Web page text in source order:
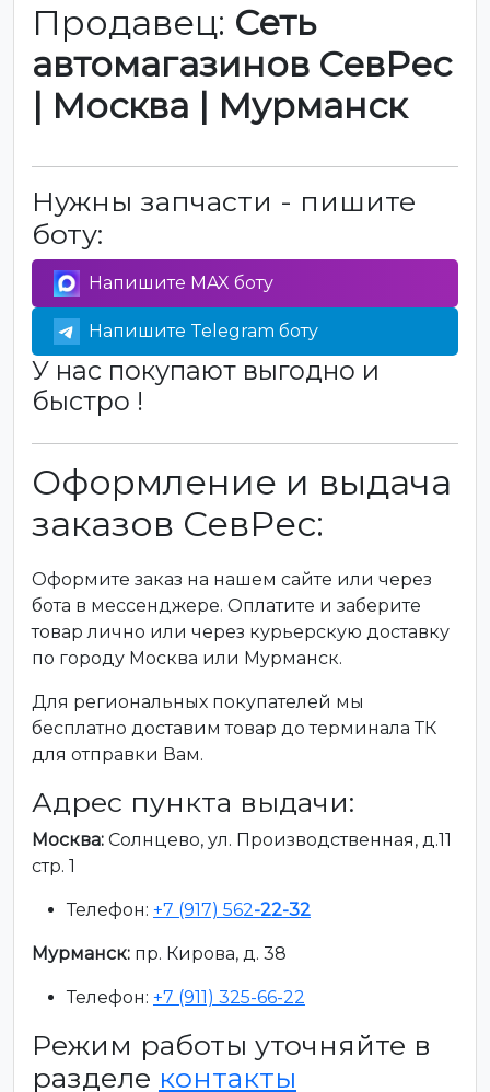
Продавец: Сеть
автомагазинов СевРес
| Москва | Мурманск
Нужны запчасти - пишите
боту:
Напишите MAX боту
Напишите Telegram боту
У нас покупают выгодно и
быстро !
Оформление и выдача
заказов СевРес:
Оформите заказ на нашем сайте или через
бота в мессенджере. Оплатите и заберите
товар лично или через курьерскую доставку
по городу Москва или Мурманск.
Для региональных покупателей мы
бесплатно доставим товар до терминала ТК
для отправки Вам.
Адрес пункта выдачи:
Москва: Солнцево, ул. Производственная, д.11
стр. 1
Телефон: +7 (917) 562-22-32
Мурманск: пр. Кирова, д. 38
Телефон: +7 (911) 325-66-22
Режим работы уточняйте в
разделе контакты